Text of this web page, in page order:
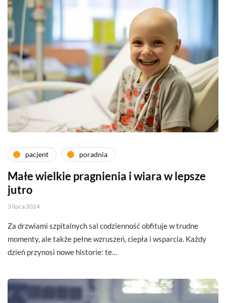
pacjent poradnia
Małe wielkie pragnienia i wiara w lepsze
jutro
3 lipca 2024
Za drzwiami szpitalnych sal codzienność obfituje w trudne
momenty, ale także pełne wzruszeń, ciepła i wsparcia. Każdy
dzień przynosi nowe historie: te…